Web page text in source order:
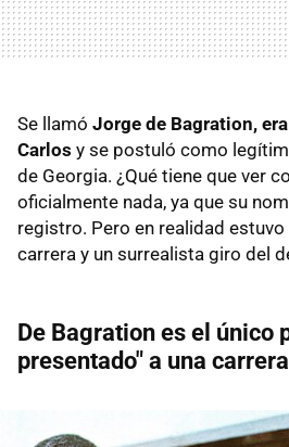
Se llamó Jorge de Bagration,
Carlos y se postuló como
de Georgia. ¿Qué tiene que ver
oficialmente nada, ya que su
registro. Pero en realidad
carrera y un surrealista giro del
De Bagration es el único
presentado" a una